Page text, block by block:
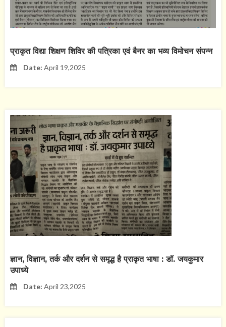
प्राकृत विद्या शिक्षण शिविर की पत्रिका एवं बैनर का भव्य विमोचन संपन्न
Date: April 19,2025
ज्ञान, विज्ञान, तर्क और दर्शन से समृद्ध है प्राकृत भाषा : डॉ. जयकुमार
उपाध्ये
Date: April 23,2025